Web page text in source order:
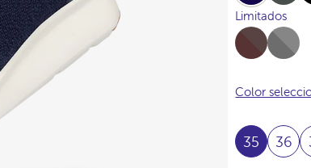
Limitados
Full-
Chocolate
Full-
Acero
Color
35 36